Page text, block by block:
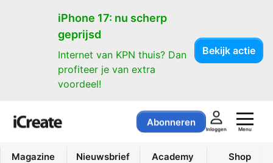
iPhone 17: nu scherp
geprijsd
Internet van KPN thuis? Dan
profiteer je van extra
voordeel!
Bekijk actie
Abonneren
Inloggen Menu
Magazine Nieuwsbrief Academy Shop